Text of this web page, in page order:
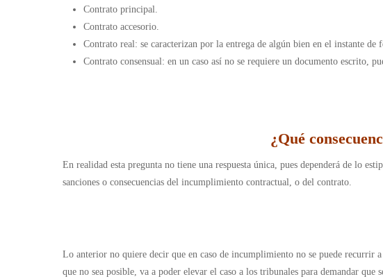
Contrato principal.
Contrato accesorio.
Contrato real: se caracterizan por la entrega de algún bien en el instante
Contrato consensual: en un caso así no se requiere un documento escrito,
¿Qué
En realidad esta pregunta no tiene una respuesta única, pues dependerá de lo
sanciones o consecuencias del incumplimiento contractual, o del contrato.
Lo anterior no quiere decir que en caso de incumplimiento no se puede recurrir
que no sea posible, va a poder elevar el caso a los tribunales para demandar